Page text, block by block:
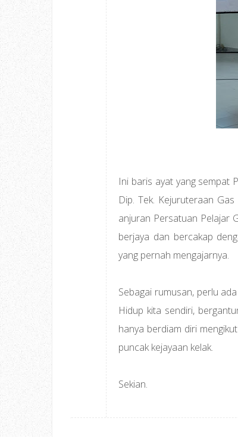
Ini baris ayat yang sempat
Dip. Tek. Kejuruteraan
anjuran Persatuan Pelajar
berjaya dan bercakap
yang pernah mengajarnya.
Sebagai rumusan, perlu
Hidup kita sendiri,
hanya berdiam diri
puncak kejayaan kelak.
Sekian.